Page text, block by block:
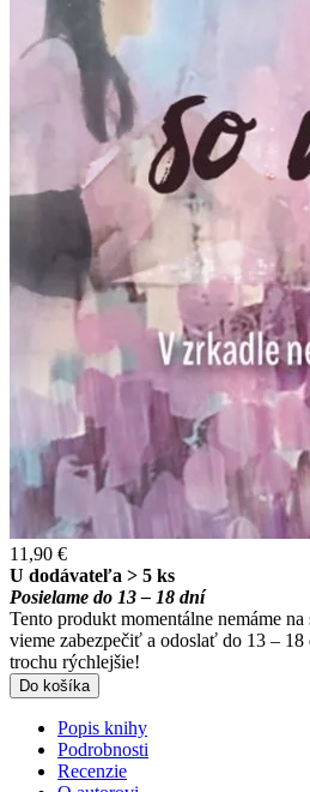
11,90 €
U dodávateľa > 5 ks
Posielame do 13 – 18 dní
Tento produkt momentálne nemáme
vieme zabezpečiť a odoslať do 13 – 18
trochu rýchlejšie!
Do košíka
Popis knihy
Podrobnosti
Recenzie